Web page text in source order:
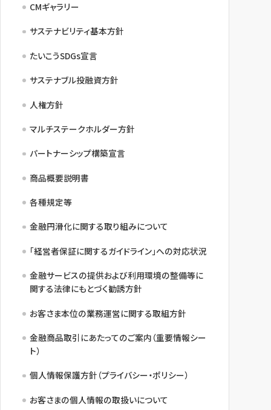
CMギャラリー
サステナビリティ基本方針
たいこうSDGs宣言
サステナブル投融資方針
人権方針
マルチステークホルダー方針
パートナーシップ構築宣言
商品概要説明書
各種規定等
金融円滑化に関する取り組みについて
「経営者保証に関するガイドライン」への対応状況
金融サービスの提供および利用環境の整備等に
関する法律にもとづく勧誘方針
お客さま本位の業務運営に関する取組方針
金融商品取引にあたってのご案内（重要情報シー
ト）
個人情報保護方針（プライバシー・ポリシー）
お客さまの個人情報の取扱いについて